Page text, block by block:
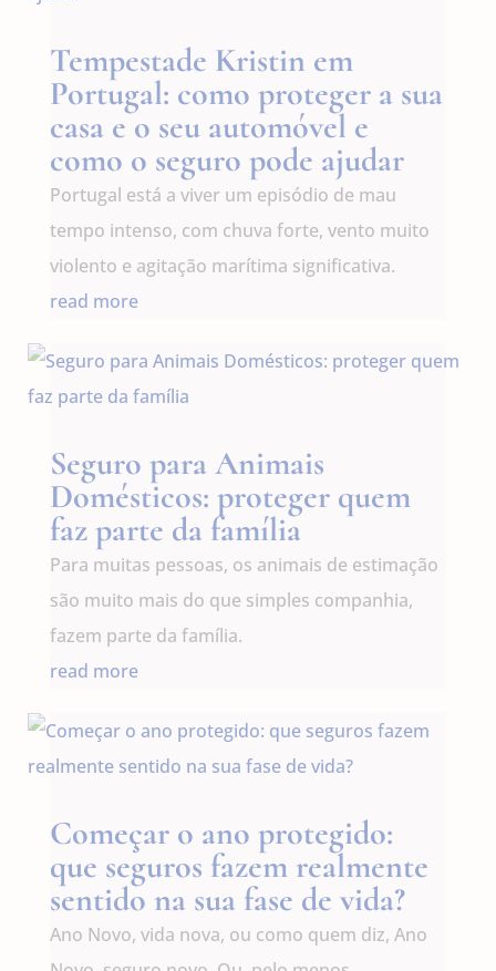
Tempestade Kristin em
Portugal: como proteger a sua
casa e o seu automóvel e
como o seguro pode ajudar
Portugal está a viver um episódio de mau
tempo intenso, com chuva forte, vento muito
violento e agitação marítima significativa.
read more
Seguro para Animais
Domésticos: proteger quem
faz parte da família
Para muitas pessoas, os animais de estimação
são muito mais do que simples companhia,
fazem parte da família.
read more
Começar o ano protegido:
que seguros fazem realmente
sentido na sua fase de vida?
Ano Novo, vida nova, ou como quem diz, Ano